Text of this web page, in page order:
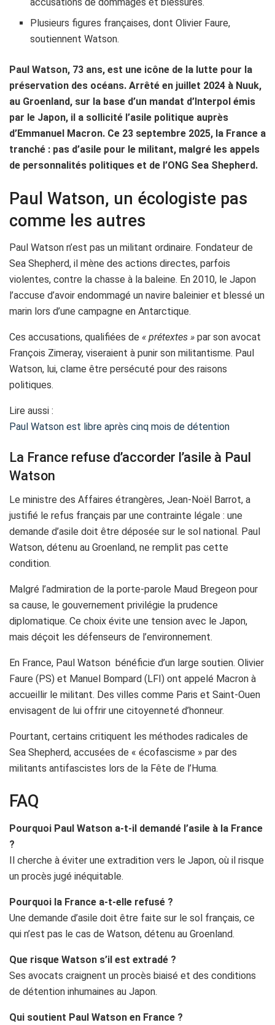
Plusieurs figures françaises, dont Olivier Faure,
soutiennent Watson.
Paul Watson, 73 ans, est une icône de la lutte pour la
préservation des océans. Arrêté en juillet 2024 à Nuuk,
au Groenland, sur la base d’un mandat d’Interpol émis
par le Japon, il a sollicité l’asile politique auprès
d’Emmanuel Macron. Ce 23 septembre 2025, la France a
tranché : pas d’asile pour le militant, malgré les appels
de personnalités politiques et de l’ONG Sea Shepherd.
Paul Watson, un écologiste pas
comme les autres
Paul Watson n’est pas un militant ordinaire. Fondateur de
Sea Shepherd, il mène des actions directes, parfois
violentes, contre la chasse à la baleine. En 2010, le Japon
l’accuse d’avoir endommagé un navire baleinier et blessé un
marin lors d’une campagne en Antarctique.
Ces accusations, qualifiées de « prétextes » par son avocat
François Zimeray, viseraient à punir son militantisme. Paul
Watson, lui, clame être persécuté pour des raisons
politiques.
Lire aussi :
Paul Watson est libre après cinq mois de détention
La France refuse d’accorder l’asile à Paul
Watson
Le ministre des Affaires étrangères, Jean-Noël Barrot, a
justifié le refus français par une contrainte légale : une
demande d’asile doit être déposée sur le sol national. Paul
Watson, détenu au Groenland, ne remplit pas cette
condition.
Malgré l’admiration de la porte-parole Maud Bregeon pour
sa cause, le gouvernement privilégie la prudence
diplomatique. Ce choix évite une tension avec le Japon,
mais déçoit les défenseurs de l’environnement.
En France, Paul Watson bénéficie d’un large soutien. Olivier
Faure (PS) et Manuel Bompard (LFI) ont appelé Macron à
accueillir le militant. Des villes comme Paris et Saint-Ouen
envisagent de lui offrir une citoyenneté d’honneur.
Pourtant, certains critiquent les méthodes radicales de
Sea Shepherd, accusées de « écofascisme » par des
militants antifascistes lors de la Fête de l’Huma.
FAQ
Pourquoi Paul Watson a-t-il demandé l’asile à la France
?
Il cherche à éviter une extradition vers le Japon, où il risque
un procès jugé inéquitable.
Pourquoi la France a-t-elle refusé ?
Une demande d’asile doit être faite sur le sol français, ce
qui n’est pas le cas de Watson, détenu au Groenland.
Que risque Watson s’il est extradé ?
Ses avocats craignent un procès biaisé et des conditions
de détention inhumaines au Japon.
Qui soutient Paul Watson en France ?